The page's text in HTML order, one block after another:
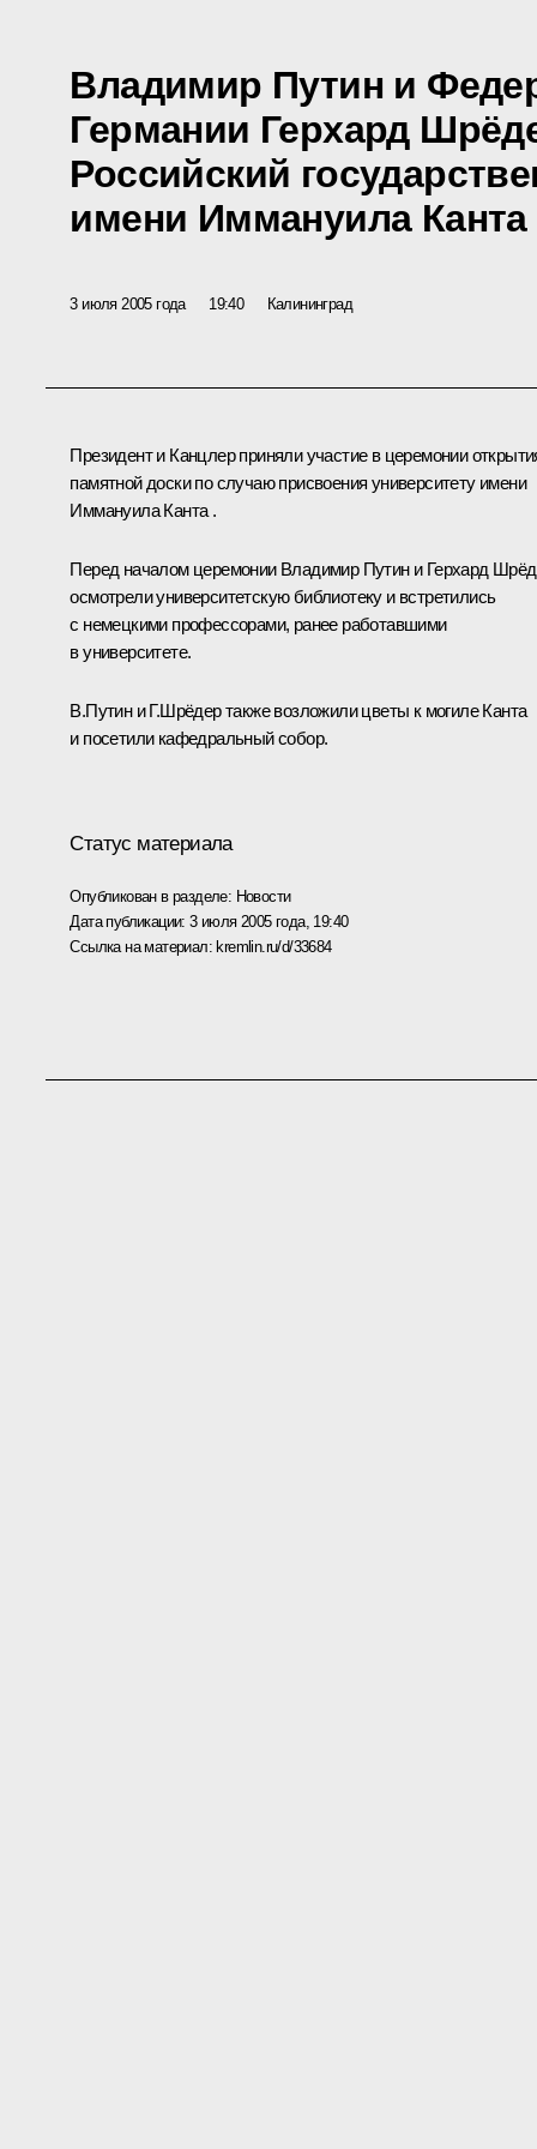
Владимир Путин и
Германии Герхард
Российский
имени Иммануила Канта
3 июля 2005 года 19:40 Калининград
Президент и Канцлер приняли участие в церемонии
памятной доски по случаю присвоения университету имени
Иммануила Канта .
Перед началом церемонии Владимир Путин и Герхард
осмотрели университетскую библиотеку и встретились
с немецкими профессорами, ранее работавшими
в университете.
В.Путин и Г.Шрёдер также возложили цветы к могиле Канта
и посетили кафедральный собор.
Статус материала
Опубликован в разделе: Новости
Дата публикации:3 июля 2005 года, 19:40
Ссылка на материал:kremlin.ru/d/33684